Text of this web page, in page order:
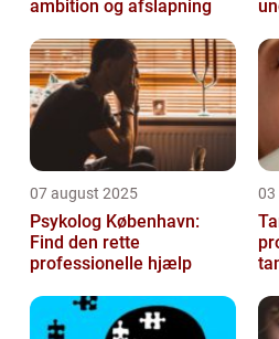
ambition og afslapning
07 august 2025
Psykolog København:
Find den rette
professionelle hjælp
03